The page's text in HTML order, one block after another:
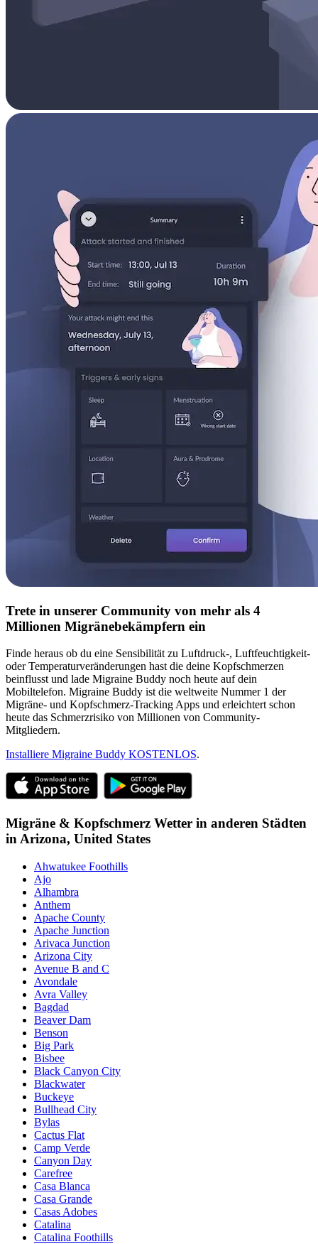
Trete in unserer Community von mehr als 4
Millionen Migränebekämpfern ein
Finde heraus ob du eine Sensibilität zu Luftdruck-, Luftfeuchtigkeit-
oder Temperaturveränderungen hast die deine Kopfschmerzen
beinflusst und lade Migraine Buddy noch heute auf dein
Mobiltelefon. Migraine Buddy ist die weltweite Nummer 1 der
Migräne- und Kopfschmerz-Tracking Apps und erleichtert schon
heute das Schmerzrisiko von Millionen von Community-
Mitgliedern.
Installiere Migraine Buddy KOSTENLOS.
Migräne & Kopfschmerz Wetter in anderen Städten
in Arizona, United States
Ahwatukee Foothills
Ajo
Alhambra
Anthem
Apache County
Apache Junction
Arivaca Junction
Arizona City
Avenue B and C
Avondale
Avra Valley
Bagdad
Beaver Dam
Benson
Big Park
Bisbee
Black Canyon City
Blackwater
Buckeye
Bullhead City
Bylas
Cactus Flat
Camp Verde
Canyon Day
Carefree
Casa Blanca
Casa Grande
Casas Adobes
Catalina
Catalina Foothills